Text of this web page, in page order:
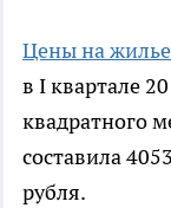
Цены на
в I квартале
квадратного
составила
рубля.